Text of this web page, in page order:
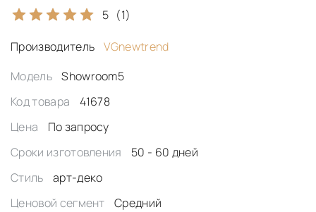
5 (1)
Производитель
VGnewtrend
Модель
Showroom5
Код товара
41678
Цена
По запросу
Сроки изготовления
50 - 60 дней
Стиль
арт-деко
Ценовой сегмент
Средний